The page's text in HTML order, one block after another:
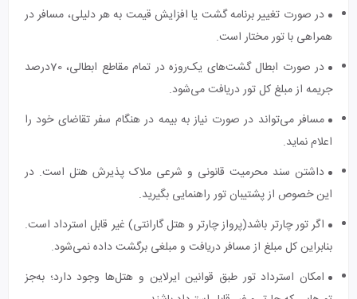
در صورت تغییر برنامه گشت یا افزایش قیمت به هر دلیلی، مسافر در
همراهی با تور مختار است.
در صورت ابطال گشت‌های یک‌روزه در تمام مقاطع ابطالی، 70درصد
جریمه از مبلغ کل تور دریافت می‌شود.
مسافر می‌تواند در صورت نیاز به بیمه در هنگام سفر تقاضای خود را
اعلام نماید.
داشتن سند محرمیت قانونی و شرعی ملاک پذیرش هتل است. در
این خصوص از پشتیبان تور راهنمایی بگیرید.
اگر تور چارتر باشد(پرواز چارتر و هتل گارانتی) غیر قابل استرداد است.
بنابراین کل مبلغ از مسافر دریافت و مبلغی برگشت داده نمی‌شود.
امکان استرداد تور طبق قوانین ایرلاین و هتل‌ها وجود دارد؛ به‌جز